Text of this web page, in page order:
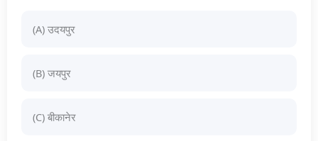
(A) उदयपुर
(B) जयपुर
(C) बीकानेर